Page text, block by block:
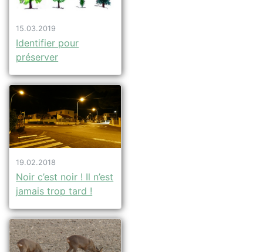
15.03.2019
Identifier pour
préserver
19.02.2018
Noir c’est noir ! Il n’est
jamais trop tard !